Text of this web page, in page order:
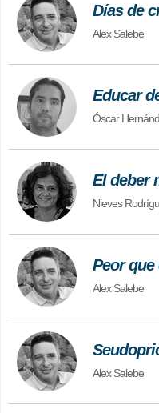
Días de
Alex Salebe
Educar
Óscar
El deber
Nieves
Peor
Alex Salebe
Alex Salebe